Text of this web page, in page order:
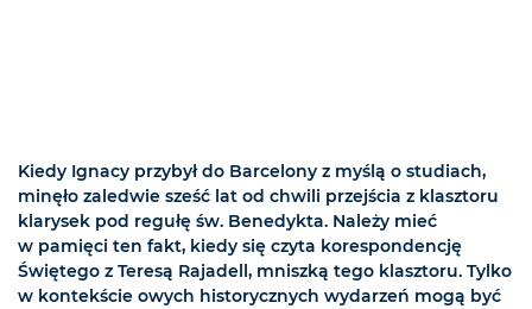
Kiedy Ignacy przybył do Barcelony z myślą o studiach,
minęło zaledwie sześć lat od chwili przejścia z klasztoru
klarysek pod regułę św. Benedykta. Należy mieć
w pamięci ten fakt, kiedy się czyta korespondencję
Świętego z Teresą Rajadell, mniszką tego klasztoru. Tylko
w kontekście owych historycznych wydarzeń mogą być